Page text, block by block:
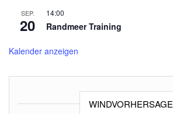
SEP.
20
14:00
Randmeer Training
Kalender anzeigen
WINDVORHERSAGE